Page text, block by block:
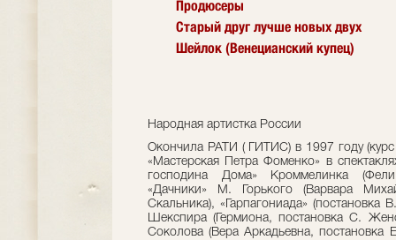
Продюсеры
Старый друг лучше новых двух
Шейлок (Венецианский купец)
Народная артистка России
Окончила РАТИ ( ГИТИС) в 1997 году
«Мастерская Петра Фоменко» в
господина Дома» Кроммелинка
«Дачники» М. Горького (Варвара
Скальника), «Гарпагониада» (постановка
Шекспира (Гермиона, постановка С.
Соколова (Вера Аркадьевна, постановка